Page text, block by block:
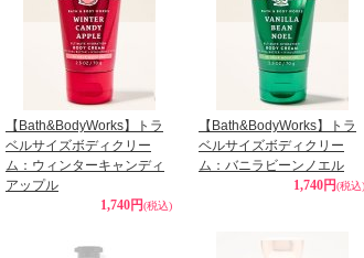
【Bath&BodyWorks】トラ
ベルサイズボディクリー
ム：ウィンターキャンディ
アップル
1,740円(税込)
【Bath&BodyWorks】トラ
ベルサイズボディクリー
ム：バニラビーンノエル
1,740円(税込)